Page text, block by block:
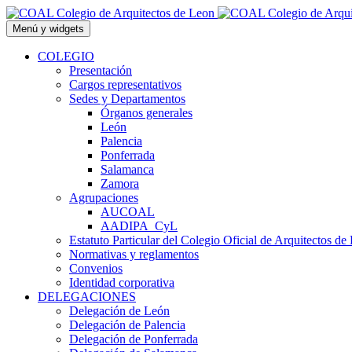
Saltar
al
contenido
Menú y widgets
COLEGIO
Presentación
Cargos representativos
Sedes y Departamentos
Órganos generales
León
Palencia
Ponferrada
Salamanca
Zamora
Agrupaciones
AUCOAL
AADIPA_CyL
Estatuto Particular del Colegio Oficial de Arquitectos de
Normativas y reglamentos
Convenios
Identidad corporativa
DELEGACIONES
Delegación de León
Delegación de Palencia
Delegación de Ponferrada